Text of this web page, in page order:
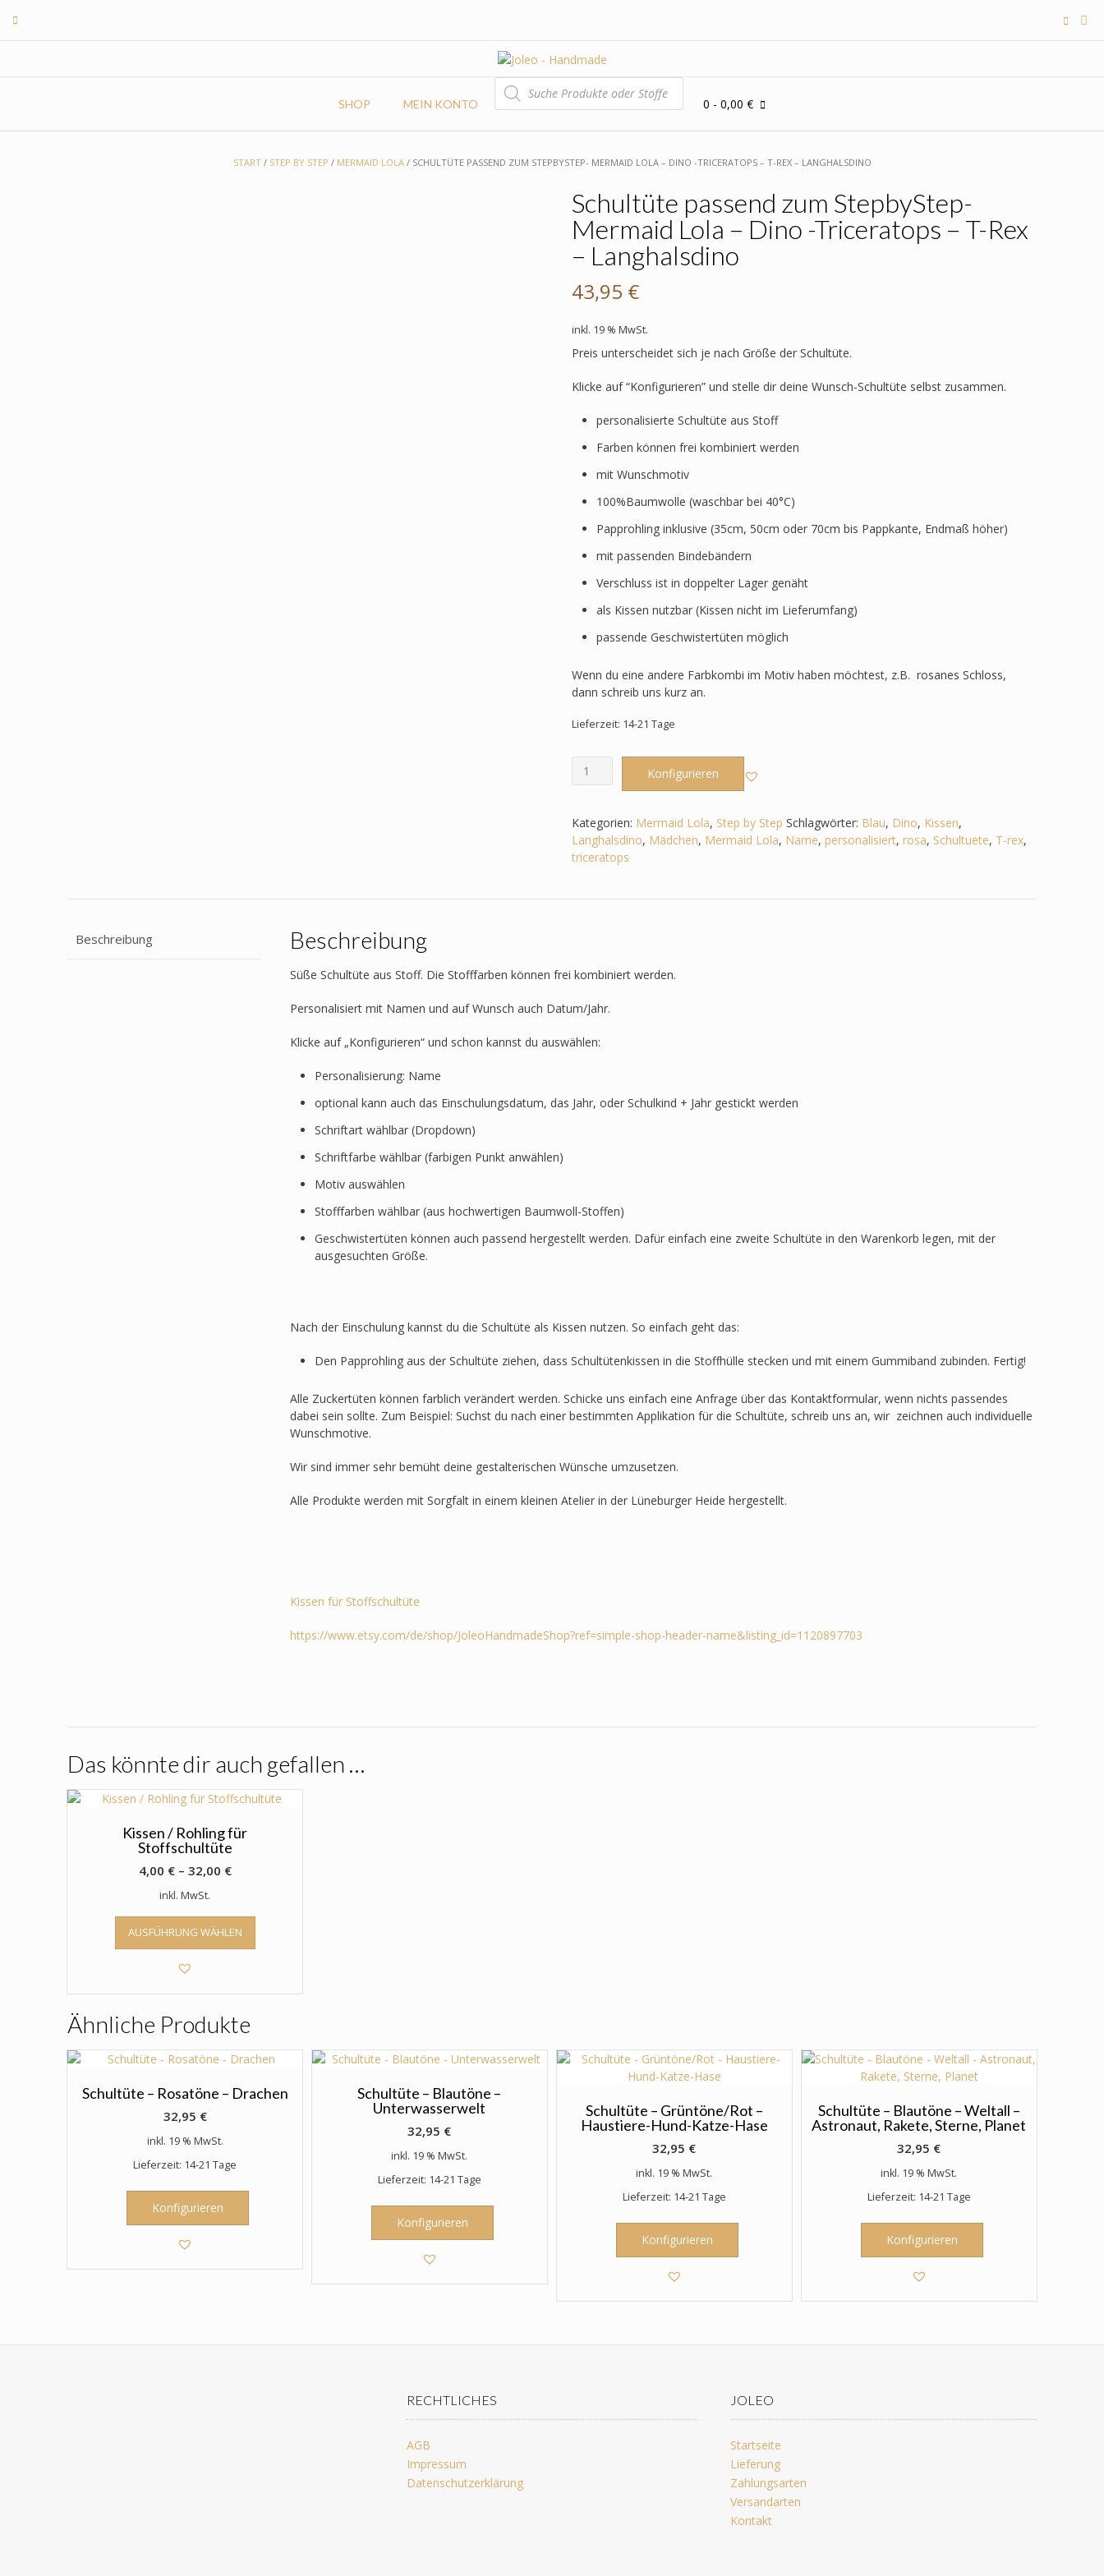
SHOP MEIN KONTO
PRODUCTS
SEARCH
0 - 0,00 €
START/ STEP BY STEP / MERMAID LOLA/ SCHULTÜTE PASSEND ZUM STEPBYSTEP- MERMAID LOLA – DINO -TRICERATOPS – T-REX – LANGHALSDINO
Schultüte passend zum StepbyStep-
Mermaid Lola – Dino -Triceratops – T-Rex
– Langhalsdino
43,95 €
inkl. 19 % MwSt.
Preis unterscheidet sich je nach Größe der Schultüte.
Klicke auf “Konfigurieren” und stelle dir deine Wunsch-Schultüte selbst zusammen.
personalisierte Schultüte aus Stoff
Farben können frei kombiniert werden
mit Wunschmotiv
100%Baumwolle (waschbar bei 40°C)
Papprohling inklusive (35cm, 50cm oder 70cm bis Pappkante, Endmaß höher)
mit passenden Bindebändern
Verschluss ist in doppelter Lager genäht
als Kissen nutzbar (Kissen nicht im Lieferumfang)
passende Geschwistertüten möglich
Wenn du eine andere Farbkombi im Motiv haben möchtest, z.B. rosanes Schloss,
dann schreib uns kurz an.
Lieferzeit: 14-21 Tage
Schultüte
StepbyStep-
Mermaid
Lola
Rex
Langhalsdino
Konfigurieren
Kategorien: Mermaid Lola, Step by Step Schlagwörter: Blau, Dino, Kissen,
Langhalsdino, Mädchen, Mermaid Lola, Name, personalisiert, rosa, Schultuete, T-rex,
triceratops
Beschreibung Beschreibung
Süße Schultüte aus Stoff. Die Stofffarben können frei kombiniert werden.
Personalisiert mit Namen und auf Wunsch auch Datum/Jahr.
Klicke auf „Konfigurieren“ und schon kannst du auswählen:
Personalisierung: Name
optional kann auch das Einschulungsdatum, das Jahr, oder Schulkind + Jahr gestickt werden
Schriftart wählbar (Dropdown)
Schriftfarbe wählbar (farbigen Punkt anwählen)
Motiv auswählen
Stofffarben wählbar (aus hochwertigen Baumwoll-Stoffen)
Geschwistertüten können auch passend hergestellt werden. Dafür einfach eine zweite Schultüte in den Warenkorb legen, mit der
ausgesuchten Größe.
Nach der Einschulung kannst du die Schultüte als Kissen nutzen. So einfach geht das:
Den Papprohling aus der Schultüte ziehen, dass Schultütenkissen in die Stoffhülle stecken und mit einem Gummiband zubinden. Fertig!
Alle Zuckertüten können farblich verändert werden. Schicke uns einfach eine Anfrage über das Kontaktformular, wenn nichts passendes
dabei sein sollte. Zum Beispiel: Suchst du nach einer bestimmten Applikation für die Schultüte, schreib uns an, wir zeichnen auch individuelle
Wunschmotive.
Wir sind immer sehr bemüht deine gestalterischen Wünsche umzusetzen.
Alle Produkte werden mit Sorgfalt in einem kleinen Atelier in der Lüneburger Heide hergestellt.
Kissen für Stoffschultüte
https://www.etsy.com/de/shop/JoleoHandmadeShop?ref=simple-shop-header-name&listing_id=1120897703
Das könnte dir auch gefallen …
Kissen / Rohling für
Stoffschultüte
4,00 €– 32,00 €
inkl. MwSt.
AUSFÜHRUNG WÄHLEN
Dieses
weist
können
der
Ähnliche Produkte
Schultüte – Rosatöne – Drachen
32,95 €
inkl. 19 % MwSt.
Lieferzeit: 14-21 Tage
Konfigurieren
Schultüte – Blautöne –
Unterwasserwelt
32,95 €
inkl. 19 % MwSt.
Lieferzeit: 14-21 Tage
Konfigurieren
Schultüte – Grüntöne/Rot –
Haustiere-Hund-Katze-Hase
32,95 €
inkl. 19 % MwSt.
Lieferzeit: 14-21 Tage
Konfigurieren
Schultüte – Blautöne – Weltall –
Astronaut, Rakete, Sterne, Planet
32,95 €
inkl. 19 % MwSt.
Lieferzeit: 14-21 Tage
Konfigurieren
RECHTLICHES
AGB
Impressum
Datenschutzerklärung
JOLEO
Startseite
Lieferung
Zahlungsarten
Versandarten
Kontakt